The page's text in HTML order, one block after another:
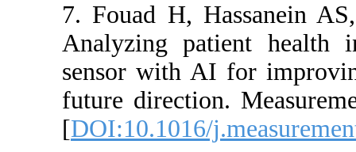
7. Fouad
Analyzing
sensor
future
[